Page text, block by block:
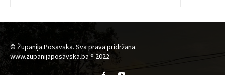
© Županija Posavska. Sva prava pridržana.
www.zupanijaposavska.ba ® 2022